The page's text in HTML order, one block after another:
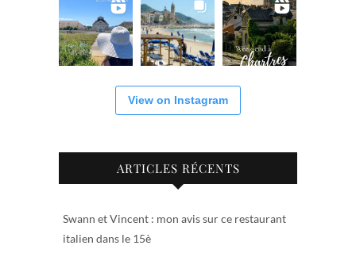
View on Instagram
ARTICLES RÉCENTS
Swann et Vincent : mon avis sur ce restaurant
italien dans le 15è